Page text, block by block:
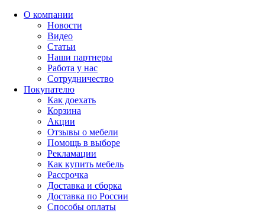
О компании
Новости
Видео
Статьи
Наши партнеры
Работа у нас
Сотрудничество
Покупателю
Как доехать
Корзина
Акции
Отзывы о мебели
Помощь в выборе
Рекламации
Как купить мебель
Рассрочка
Доставка и сборка
Доставка по России
Способы оплаты